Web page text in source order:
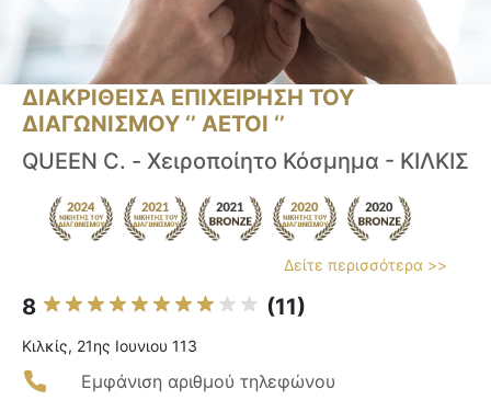
ΔΙΑΚΡΙΘΕΙΣΑ ΕΠΙΧΕΙΡΗΣΗ ΤΟΥ
ΔΙΑΓΩΝΙΣΜΟΥ ‘’ ΑΕΤΟΙ ‘’
QUEEN C. - Χειροποίητο Κόσμημα - ΚΙΛΚΙΣ
Δείτε περισσότερα >>
8 (11)
Κιλκίς, 21ης Ιουνιου 113
Εμφάνιση αριθμού τηλεφώνου